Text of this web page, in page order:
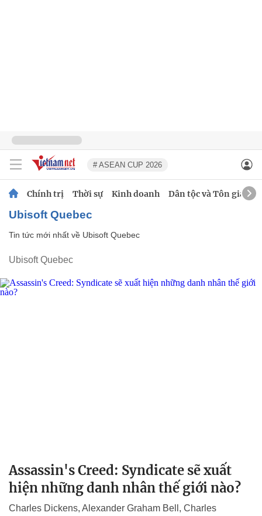
# ASEAN CUP 2026
Chính trị Thời sự Kinh doanh Dân tộc và Tôn giáo
Ubisoft Quebec
Tin tức mới nhất về Ubisoft Quebec
Ubisoft Quebec
Assassin's Creed: Syndicate sẽ xuất
hiện những danh nhân thế giới nào?
Charles Dickens, Alexander Graham Bell, Charles